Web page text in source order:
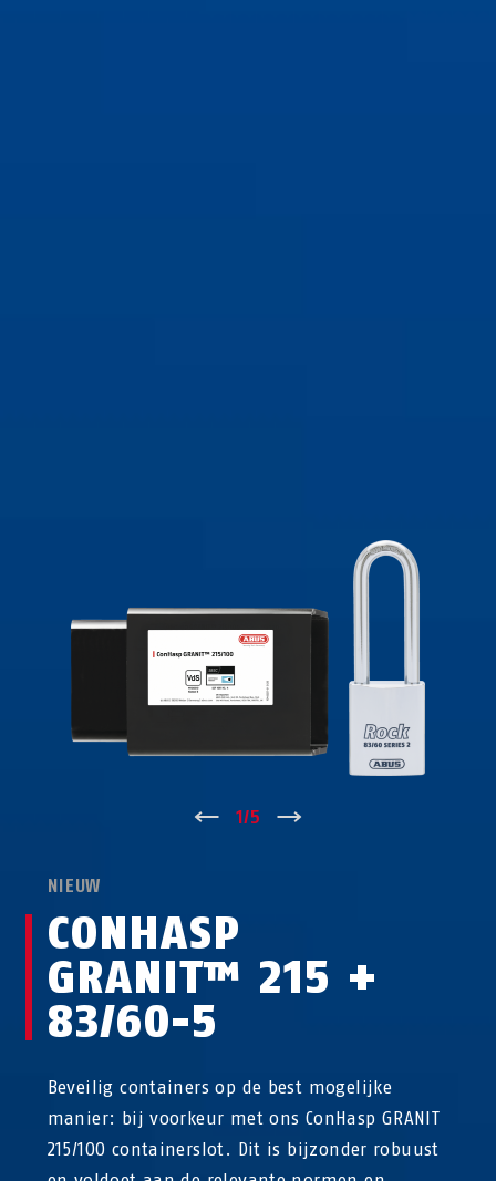
↑ 1/5
NIEUW
CONHASP
GRANIT™ 215 +
83/60-5
Beveilig containers op de best mogelijke
manier: bij voorkeur met ons ConHasp GRANIT
215/100 containerslot. Dit is bijzonder robuust